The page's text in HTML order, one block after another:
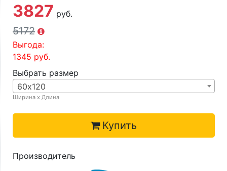
3827 руб.
5172
Выгода:
1345 руб.
Выбрать размер
60х120
Ширина х Длина
Купить
Производитель